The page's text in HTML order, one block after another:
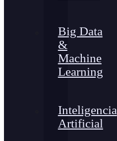
Big Data
&
Machine
Learning
Inteligencia
Artificial